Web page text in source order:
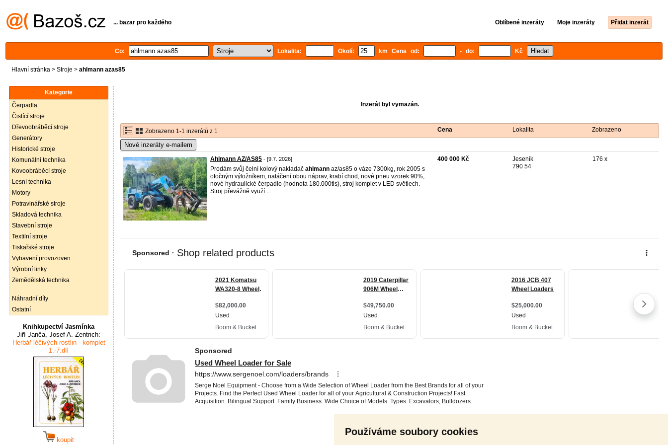
Používáme soubory cookies
... bazar pro každého Oblíbené inzeráty Moje inzeráty Přidat inzerát
Co: Lokalita: Okolí: km Cena od: - do: Kč
Hlavní stránka > Stroje > ahlmann azas85
Kategorie
Čerpadla
Čistící stroje
Dřevoobráběcí stroje
Generátory
Historické stroje
Komunální technika
Kovoobráběcí stroje
Lesní technika
Motory
Potravinářské stroje
Skladová technika
Stavební stroje
Textilní stroje
Tiskařské stroje
Vybavení provozoven
Výrobní linky
Zemědělská technika
Náhradní díly
Ostatní
Knihkupectví Jasmínka
Jiří Janča, Josef A. Zentrich:
Herbář léčivých rostlin - komplet
1.-7.díl
koupit
Inzerát byl vymazán.
Zobrazeno 1-1 inzerátů z 1 Cena Lokalita Zobrazeno
Nové inzeráty e-mailem
Ahlmann AZ/AS85 - [9.7. 2026]
Prodám svůj čelní kolový nakladač ahlmann az/as85 o váze 7300kg, rok 2005 s
otočným výložníkem, natáčení obou náprav, krabí chod, nové pneu vzorek 90%,
nové hydraulické čerpadlo (hodnota 180.000tis), stroj komplet v LED světlech.
Stroj převážně využí ...
400 000 Kč
Jeseník
790 54
176 x